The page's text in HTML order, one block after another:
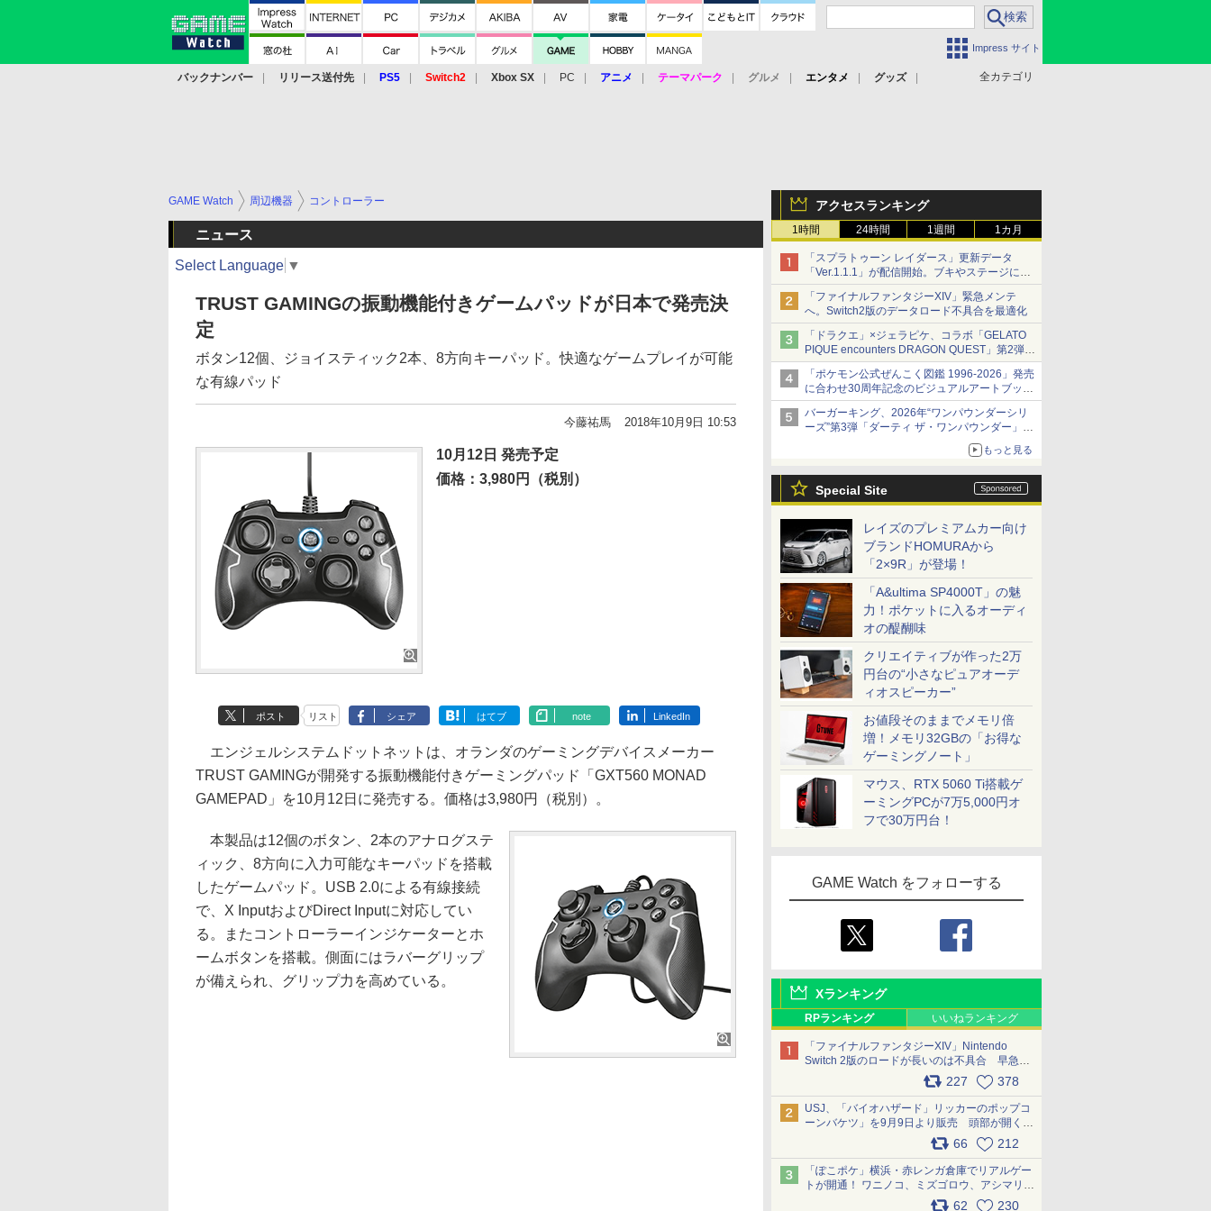
Impress サイト
全カテゴリ
バックナンバー リリース送付先 PS5 Switch2 Xbox SX PC アニメ テーマパーク グルメ エンタメ
グッズ
アクセスランキング
1時間 24時間 1週間 1カ月
「スプラトゥーン レイダース」更新データ
「Ver.1.1.1」が配信開始。ブキやステージに関
する不具合を修正
「ファイナルファンタジーXIV」緊急メンテ
へ。Switch2版のデータロード不具合を最適化
「ドラクエ」×ジェラピケ、コラボ「GELATO
PIQUE encounters DRAGON QUEST」第2弾が
本日発売
アイスカップに入ったスライムやわたぼう、ベ
ビーサタンなどがオリジナルアートで登場
「ポケモン公式ぜんこく図鑑 1996-2026」発売
に合わせ30周年記念のビジュアルアートブック
3冊同時発売が決定
バーガーキング、2026年“ワンパウンダーシリ
ーズ”第3弾「ダーティ ザ・ワンパウンダー」を
「特製ガーリックマヨソース」を使用した超大
もっと見る
Special Site
レイズのプレミアムカー向け
ブランドHOMURAから
「2×9R」が登場！
「A&ultima SP4000T」の魅
力！ポケットに入るオーディ
オの醍醐味
クリエイティブが作った2万
円台の“小さなピュアオーデ
ィオスピーカー”
お値段そのままでメモリ倍
増！メモリ32GBの「お得な
ゲーミングノート」
マウス、RTX 5060 Ti搭載ゲ
ーミングPCが7万5,000円オ
フで30万円台！
GAME Watch をフォローする
Xランキング
RPランキング いいねランキング
「ファイナルファンタジーXIV」Nintendo
Switch 2版のロードが長いのは不具合 早急に
アップデートできるよう対応中227 378
USJ、「バイオハザード」リッカーのポップコ
ーンバケツ」を9月9日より販売 頭部が開く仕
組み。味は恐怖を堪のう「味噌フレーバー」
66 212
「ぽこポケ」横浜・赤レンガ倉庫でリアルゲー
トが開通！ ワニノコ、ミズゴロウ、アシマリ登
場シーンをレポート pic.x.com/LDgEByVl6D
62 230
GAME Watch 周辺機器 コントローラー
ニュース
Select Language ▼
TRUST GAMINGの振動機能付きゲームパッドが日本で発売決
定
ボタン12個、ジョイスティック2本、8方向キーパッド。快適なゲームプレイが可能
な有線パッド
今藤祐馬 2018年10月9日 10:53
10月12日 発売予定
価格：3,980円（税別）
ポスト リスト シェア はてブ note LinkedIn
エンジェルシステムドットネットは、オランダのゲーミングデバイスメーカー
TRUST GAMINGが開発する振動機能付きゲーミングパッド「GXT560 MONAD
GAMEPAD」を10月12日に発売する。価格は3,980円（税別）。
本製品は12個のボタン、2本のアナログステ
ィック、8方向に入力可能なキーパッドを搭載
したゲームパッド。USB 2.0による有線接続
で、X InputおよびDirect Inputに対応してい
る。またコントローラーインジケーターとホ
ームボタンを搭載。側面にはラバーグリップ
が備えられ、グリップ力を高めている。